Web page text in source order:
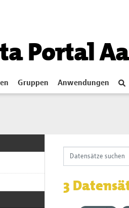
Portal
Gruppen Anwendungen
3